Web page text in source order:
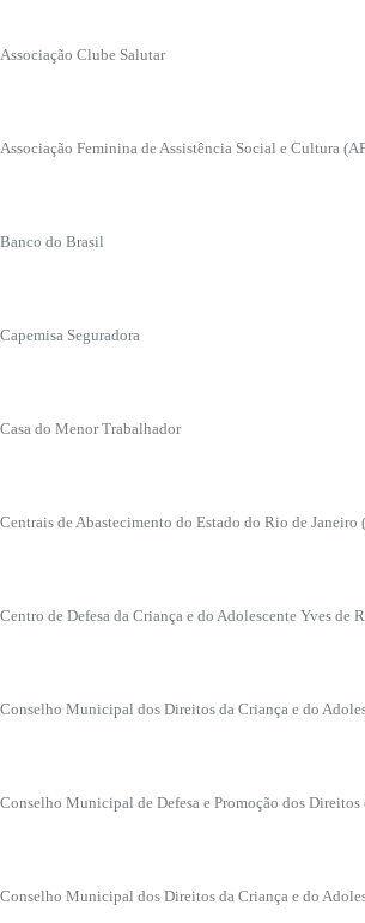
Associação Clube Salutar
Associação Feminina de Assistência Social e Cultura
Banco do Brasil
Capemisa Seguradora
Casa do Menor Trabalhador
Centrais de Abastecimento do Estado do Rio de Janeiro
Centro de Defesa da Criança e do Adolescente Yves de
Conselho Municipal dos Direitos da Criança e do
Conselho Municipal de Defesa e Promoção dos
Conselho Municipal dos Direitos da Criança e do